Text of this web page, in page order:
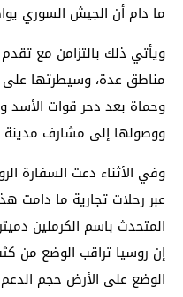
ما دام أن الجيش السوري
ويأتي ذلك بالتزامن مع
مناطق عدة، وسيطرتها على
وحماة بعد دحر قوات الأسد
ووصولها إلى مشارف
وفي الأثناء دعت السفارة
عبر رحلات تجارية ما دامت
المتحدث باسم الكرملين
إن روسيا تراقب الوضع من
الوضع على الأرض حجم